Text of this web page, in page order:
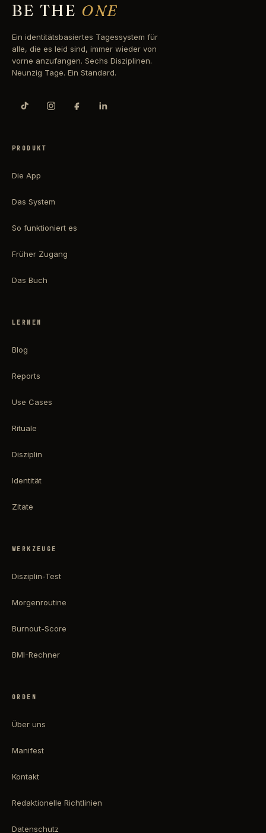
BE THE ONE
Ein identitätsbasiertes Tagessystem für
alle, die es leid sind, immer wieder von
vorne anzufangen. Sechs Disziplinen.
Neunzig Tage. Ein Standard.
PRODUKT
Die App
Das System
So funktioniert es
Früher Zugang
Das Buch
LERNEN
Blog
Reports
Use Cases
Rituale
Disziplin
Identität
Zitate
WERKZEUGE
Disziplin-Test
Morgenroutine
Burnout-Score
BMI-Rechner
ORDEN
Über uns
Manifest
Kontakt
Redaktionelle Richtlinien
Datenschutz